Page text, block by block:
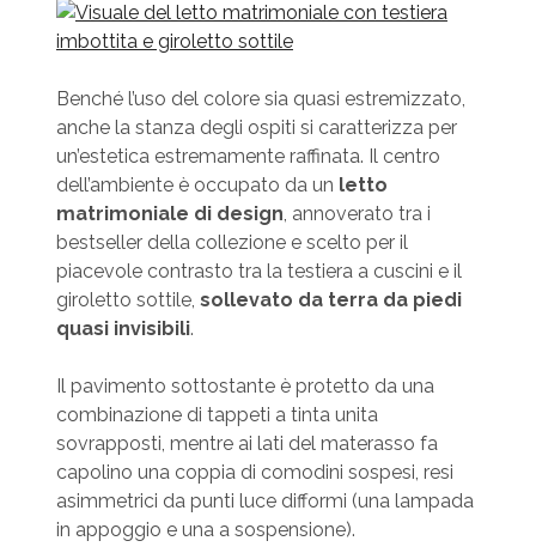
Benché l’uso del colore sia quasi estremizzato,
anche la stanza degli ospiti si caratterizza per
un’estetica estremamente raffinata. Il centro
dell’ambiente è occupato da un letto
matrimoniale di design , annoverato tra i
bestseller della collezione e scelto per il
piacevole contrasto tra la testiera a cuscini e il
giroletto sottile, sollevato da terra da piedi
quasi invisibili.
Il pavimento sottostante è protetto da una
combinazione di tappeti a tinta unita
sovrapposti, mentre ai lati del materasso fa
capolino una coppia di comodini sospesi, resi
asimmetrici da punti luce difformi (una lampada
in appoggio e una a sospensione).